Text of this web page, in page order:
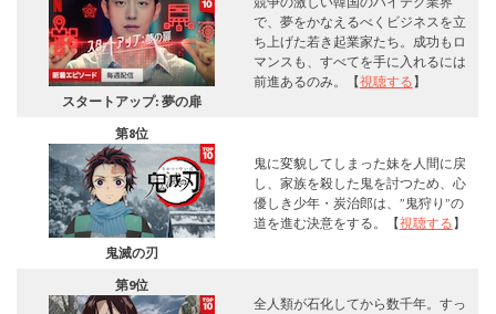
スタートアップ: 夢の扉
で、夢をかなえるべくビジネスを立
ち上げた若き起業家たち。成功もロ
マンスも、すべてを手に入れるには
前進あるのみ。【視聴する】
第8位
鬼滅の刃
鬼に変貌してしまった妹を人間に戻
し、家族を殺した鬼を討つため、心
優しき少年・炭治郎は、”鬼狩り”の
道を進む決意をする。【視聴する】
第9位
全人類が石化してから数千年。すっ